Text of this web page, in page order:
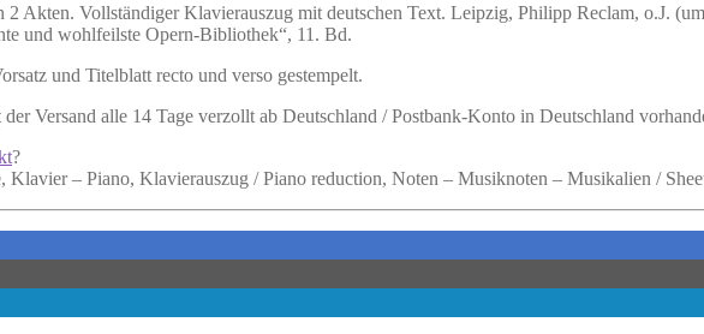
2 Akten. Vollständiger Klavierauszug mit deutschen Text. Leipzig, Philipp Reclam, o.J.
und wohlfeilste Opern-Bibliothek“, 11. Bd.
und Titelblatt recto und verso gestempelt.
Versand alle 14 Tage verzollt ab Deutschland / Postbank-Konto in Deutschland
?
Klavier – Piano, Klavierauszug / Piano reduction, Noten – Musiknoten – Musikalien /